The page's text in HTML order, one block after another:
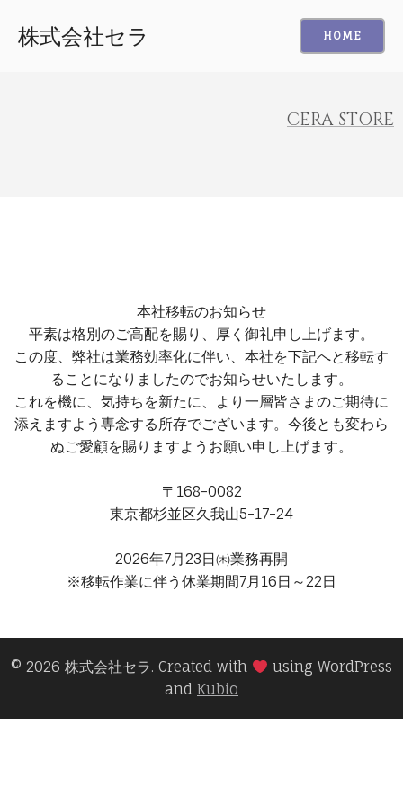
株式会社セラ HOME
CERA STORE
本社移転のお知らせ
平素は格別のご高配を賜り、厚く御礼申し上げます。
この度、弊社は業務効率化に伴い、本社を下記へと移転す
ることになりましたのでお知らせいたします。
これを機に、気持ちを新たに、より一層皆さまのご期待に
添えますよう専念する所存でございます。今後とも変わら
ぬご愛顧を賜りますようお願い申し上げます。
〒168-0082
東京都杉並区久我山5-17-24
2026年7月23日㈭業務再開
※移転作業に伴う休業期間7月16日～22日
© 2026 株式会社セラ. Created with
using WordPress
and Kubio